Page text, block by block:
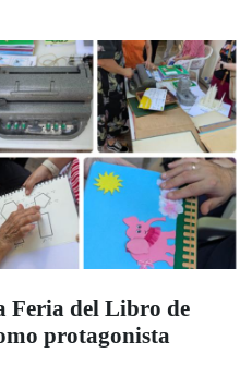
Feria del Libro de
protagonista